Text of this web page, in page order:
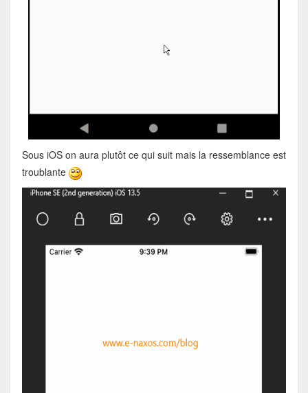
Sous iOS on aura plutôt ce qui suit mais la ressemblance est
troublante